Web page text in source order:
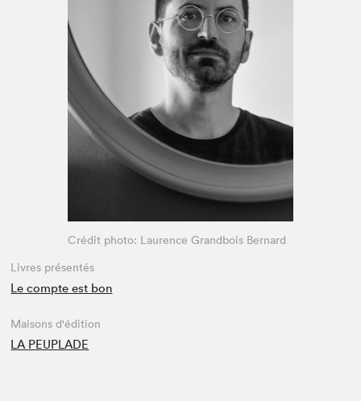
Crédit photo: Laurence Grandbois Bernard
Livres présentés
Le compte est bon
Maisons d'édition
LA PEUPLADE